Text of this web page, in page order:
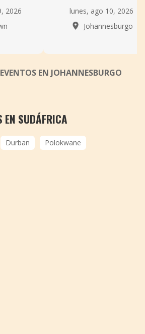
2026
lunes, ago 10, 2026
Johannesburgo
EN JOHANNESBURGO
EN SUDÁFRICA
Durban
Polokwane